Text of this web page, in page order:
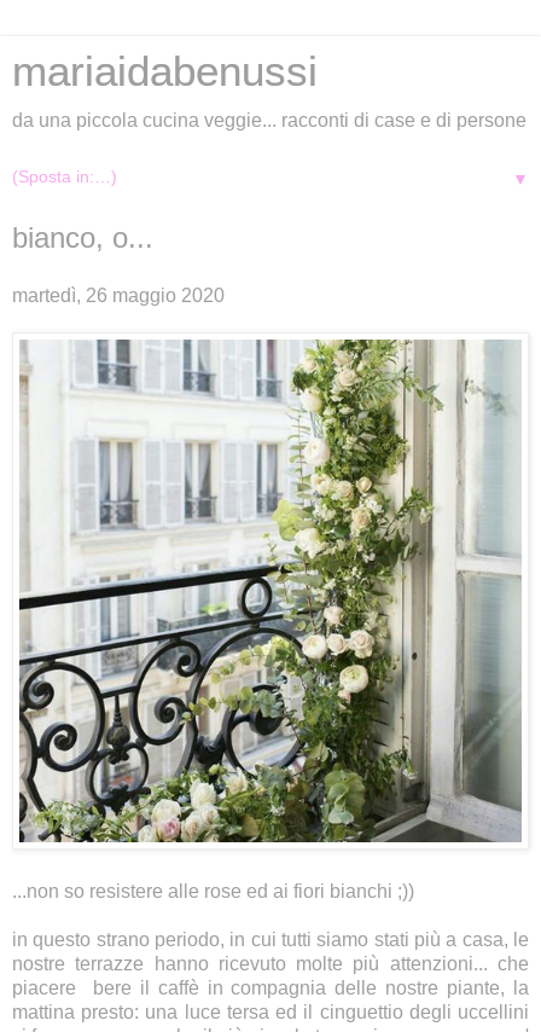
mariaidabenussi
da una piccola cucina veggie... racconti di case e di persone
▼
bianco, o...
martedì, 26 maggio 2020
...non so resistere alle rose ed ai fiori bianchi ;))
in questo strano periodo, in cui tutti siamo stati più a casa, le
nostre terrazze hanno ricevuto molte più attenzioni... che
piacere bere il caffè in compagnia delle nostre piante, la
mattina presto: una luce tersa ed il cinguettio degli uccellini